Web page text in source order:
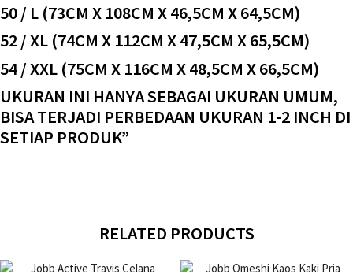
50 / L (73CM X 108CM X 46,5CM X 64,5CM)
52 / XL (74CM X 112CM X 47,5CM X 65,5CM)
54 / XXL (75CM X 116CM X 48,5CM X 66,5CM)
UKURAN INI HANYA SEBAGAI UKURAN UMUM,
BISA TERJADI PERBEDAAN UKURAN 1-2 INCH DI
SETIAP PRODUK”
RELATED PRODUCTS